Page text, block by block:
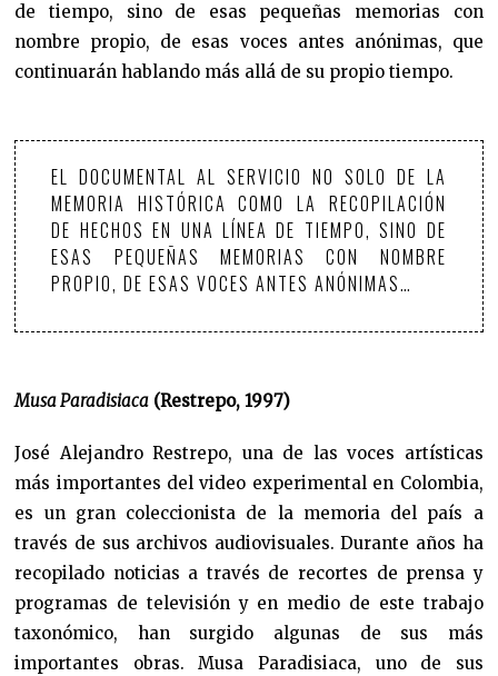
de tiempo, sino de esas pequeñas memorias con
nombre propio, de esas voces antes anónimas, que
continuarán hablando más allá de su propio tiempo.
EL DOCUMENTAL AL SERVICIO NO SOLO DE LA
MEMORIA HISTÓRICA COMO LA RECOPILACIÓN
DE HECHOS EN UNA LÍNEA DE TIEMPO, SINO DE
ESAS PEQUEÑAS MEMORIAS CON NOMBRE
PROPIO, DE ESAS VOCES ANTES ANÓNIMAS…
Musa Paradisiaca (Restrepo, 1997)
José Alejandro Restrepo, una de las voces artísticas
más importantes del video experimental en Colombia,
es un gran coleccionista de la memoria del país a
través de sus archivos audiovisuales. Durante años ha
recopilado noticias a través de recortes de prensa y
programas de televisión y en medio de este trabajo
taxonómico, han surgido algunas de sus más
importantes obras. Musa Paradisiaca, uno de sus